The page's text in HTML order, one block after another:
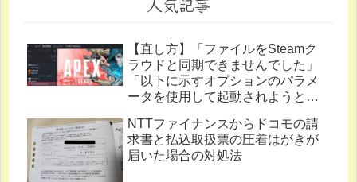
【直し方】「ファイルをSteamク
ラウドと同期できませんでした」
「以下に示すオプションのパラメ
ータを使用して起動されようとし
NTTファイナンスからドコモの請
求書と払込取扱票の圧着はがきが
届いた場合の対処法